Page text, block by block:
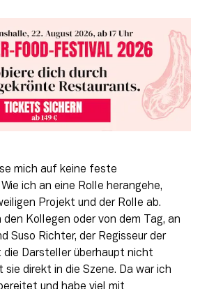
mich auf keine feste
ich an eine Rolle herangehe,
Projekt und der Rolle ab.
den Kollegen oder von dem Tag, an
Suso Richter, der Regisseur der
die Darsteller überhaupt nicht
sie direkt in die Szene. Da war ich
und habe viel mit